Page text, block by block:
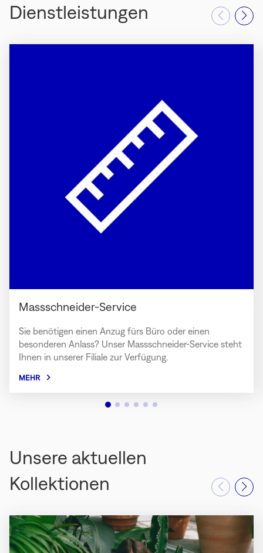
Dienstleistungen
Massschneider-Service
Sie benötigen einen Anzug fürs Büro oder einen
besonderen Anlass? Unser Massschneider-Service steht
Ihnen in unserer Filiale zur Verfügung.
MEHR
Unsere aktuellen
Kollektionen